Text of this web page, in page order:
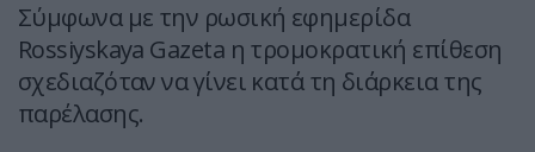
Σύμφωνα με την ρωσική εφημερίδα
Rossiyskaya Gazeta η τρομοκρατική επίθεση
σχεδιαζόταν να γίνει κατά τη διάρκεια της
παρέλασης.